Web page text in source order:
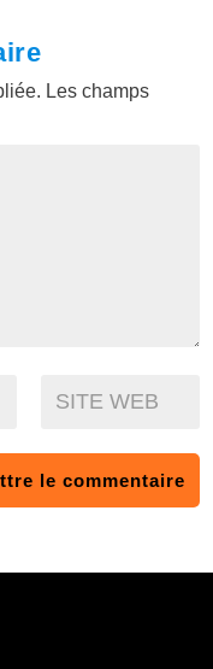
Les champs
le commentaire